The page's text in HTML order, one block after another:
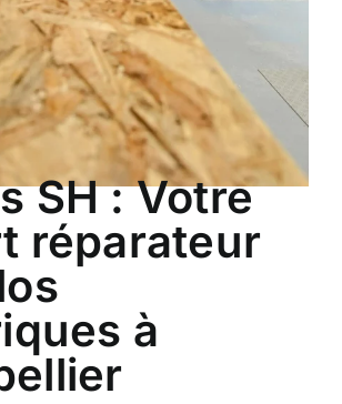
SH : Votre
réparateur
à